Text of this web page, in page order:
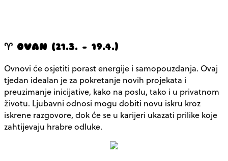
♈ OVAN (21.3. – 19.4.)
Ovnovi će osjetiti porast energije i samopouzdanja. Ovaj
tjedan idealan je za pokretanje novih projekata i
preuzimanje inicijative, kako na poslu, tako i u privatnom
životu. Ljubavni odnosi mogu dobiti novu iskru kroz
iskrene razgovore, dok će se u karijeri ukazati prilike koje
zahtijevaju hrabre odluke.